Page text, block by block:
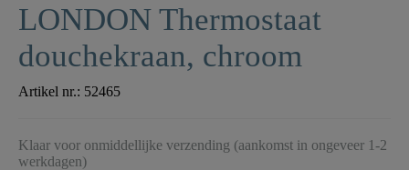
LONDON Thermostaat
douchekraan, chroom
Artikel nr.: 52465
Klaar voor onmiddellijke verzending (aankomst in ongeveer 1-2
werkdagen)